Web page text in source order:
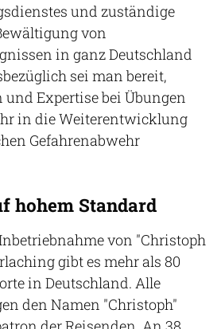
und zuständige
von
in ganz Deutschland
sei man bereit,
und Expertise bei Übungen
in die Weiterentwicklung
Gefahrenabwehr
hohem Standard
von "Christoph
gibt es mehr als 80
in Deutschland. Alle
den Namen "Christoph"